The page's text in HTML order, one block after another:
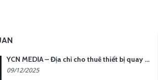
YCN MEDIA – Địa chỉ cho thuê thiết bị quay chụp uy tín tại Hà Nội
09/12/2025